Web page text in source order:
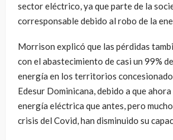
sector eléctrico, ya que parte de la
corresponsable debido al robo de la
Morrison explicó que las pérdidas
con el abastecimiento de casi un 99%
energía en los territorios
Edesur Dominicana, debido a que
energía eléctrica que antes, pero
crisis del Covid, han disminuido su